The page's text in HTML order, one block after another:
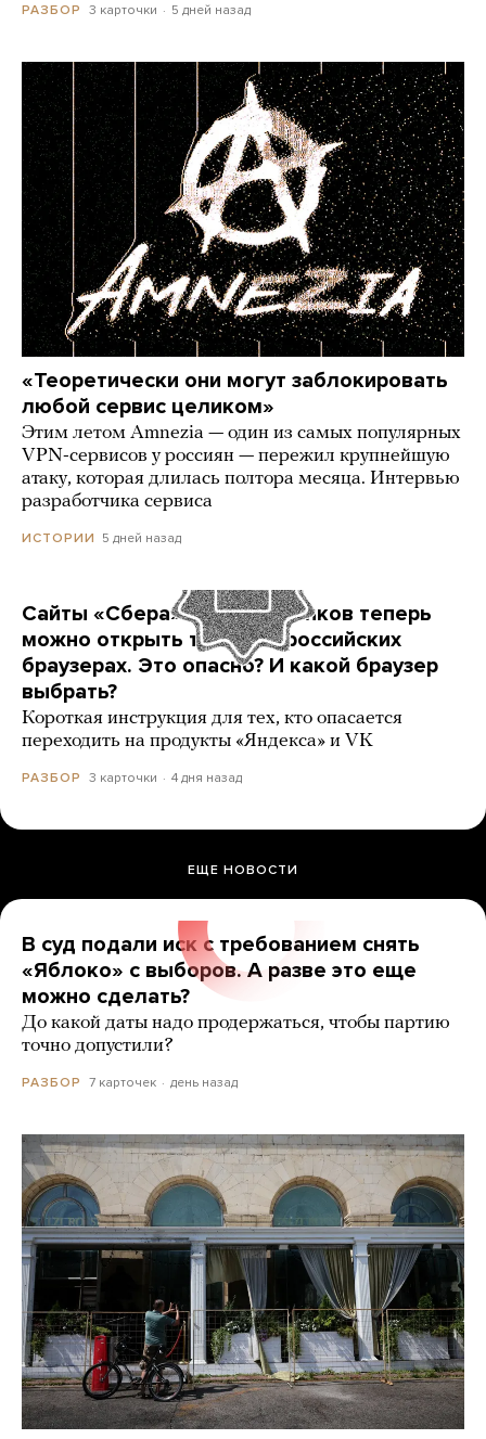
РАЗБОР 3 карточки 5 дней назад
«Теоретически они могут заблокировать
любой сервис целиком»
Этим летом Amnezia — один из самых популярных
VPN-сервисов у россиян — пережил крупнейшую
атаку, которая длилась полтора месяца. Интервью
разработчика сервиса
ИСТОРИИ 5 дней назад
Сайты «Сбера» и других банков теперь
можно открыть только в российских
браузерах. Это опасно? И какой браузер
выбрать?
Короткая инструкция для тех, кто опасается
переходить на продукты «Яндекса» и VK
РАЗБОР 3 карточки 4 дня назад
ЕЩЕ НОВОСТИ
В суд подали иск с требованием снять
«Яблоко» с выборов. А разве это еще
можно сделать?
До какой даты надо продержаться, чтобы партию
точно допустили?
РАЗБОР 7 карточек день назад